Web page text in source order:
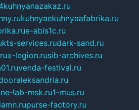
kuhnyaekuhnyaafabrika.ru
e-abis1c.ru
kts-services.rudark-sand.ru
x-legion.rusib-archives.ru
venda-festival.ru
lab-msk.ru1-mus.ru
purse-factory.ru